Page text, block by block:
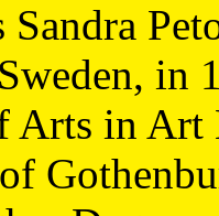
Sandra
in
Arts in Art